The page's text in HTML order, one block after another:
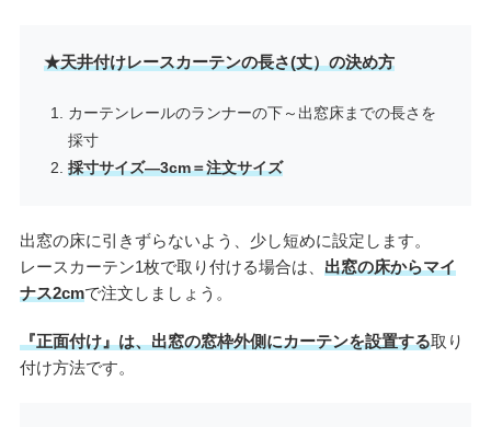
★天井付けレースカーテンの長さ(丈）の決め方
カーテンレールのランナーの下～出窓床までの長さを
採寸
採寸サイズ―3cm＝注文サイズ
出窓の床に引きずらないよう、少し短めに設定します。
レースカーテン1枚で取り付ける場合は、 出窓の床からマイ
ナス2cmで注文しましょう。
『正面付け』は、出窓の窓枠外側にカーテンを設置する取り
付け方法です。